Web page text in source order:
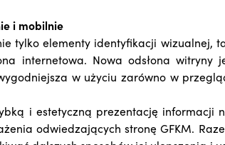
i mobilnie
tylko elementy identyfikacji wizualnej,
internetowa. Nowa odsłona witryny
w użyciu zarówno w
i estetyczną prezentację informacji
odwiedzających stronę GFKM.